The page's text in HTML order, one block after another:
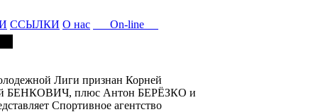
ССЫЛКИ О нас On-line
Лиги признан Корней
БЕНКОВИЧ, плюс Антон БЕРЁЗКО и
Спортивное агентство